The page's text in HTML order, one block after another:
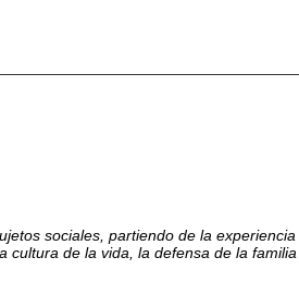
sociales, partiendo de la
de la vida, la defensa de la